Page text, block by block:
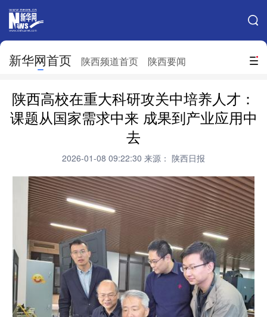
搜索
新华网首页 陕西频道首页 陕西要闻
网站地图
北京 天津 河北 山西
安徽 福建
山东 河南 湖北 湖南
广东 广西 海南 重庆
四川 贵州 云南 西藏
陕西 甘肃 青海 宁夏
新疆 内蒙古
陕西高校在重大科研攻关中培养人才：
课题从国家需求中来 成果到产业应用中
去
2026-01-08 09:22:30 来源： 陕西日报